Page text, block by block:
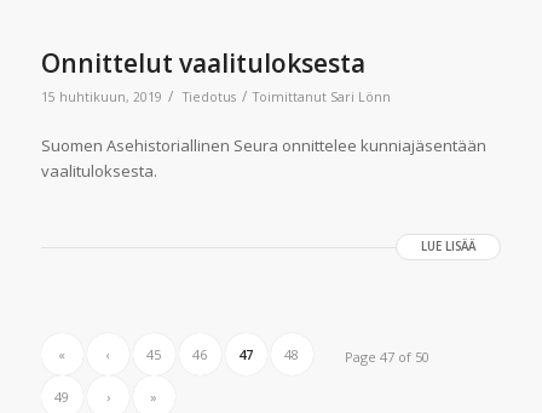
Onnittelut vaalituloksesta
15 huhtikuun, 2019 / Tiedotus / Toimittanut Sari Lönn
Suomen Asehistoriallinen Seura onnittelee kunniajäsentään
vaalituloksesta.
LUE LISÄÄ
Page 47 of 50
« ‹ 45 46 47 48
49 › »